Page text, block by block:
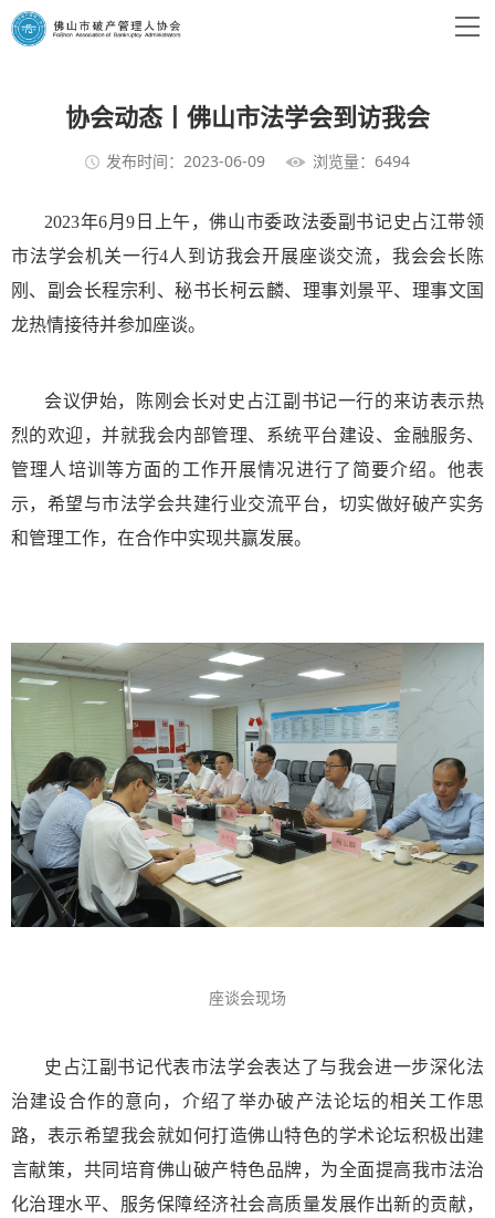
协会动态丨佛山市法学会到访我会
发布时间：2023-06-09 浏览量：6494
2023年6月9日上午，佛山市委政法委副书记史占江带领
市法学会机关一行4人到访我会开展座谈交流，我会会长陈
刚、副会长程宗利、秘书长柯云麟、理事刘景平、理事文国
龙热情接待并参加座谈。
会议伊始，陈刚会长对史占江副书记一行的来访表示热
烈的欢迎，并就我会内部管理、系统平台建设、金融服务、
管理人培训等方面的工作开展情况进行了简要介绍。他表
示，希望与市法学会共建行业交流平台，切实做好破产实务
和管理工作，在合作中实现共赢发展。
座谈会现场
史占江副书记代表市法学会表达了与我会进一步深化法
治建设合作的意向，介绍了举办破产法论坛的相关工作思
路，表示希望我会就如何打造佛山特色的学术论坛积极出建
言献策，共同培育佛山破产特色品牌，为全面提高我市法治
化治理水平、服务保障经济社会高质量发展作出新的贡献，